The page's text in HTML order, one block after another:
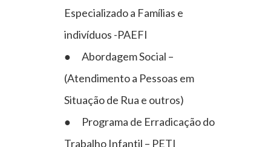
Especializado a Famílias e
indivíduos -PAEFI
● Abordagem Social –
(Atendimento a Pessoas em
Situação de Rua e outros)
● Programa de Erradicação do
Trabalho Infantil – PETI